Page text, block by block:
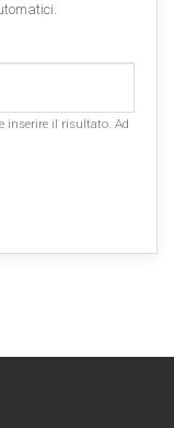
di spam automatici.
inserire il risultato. Ad